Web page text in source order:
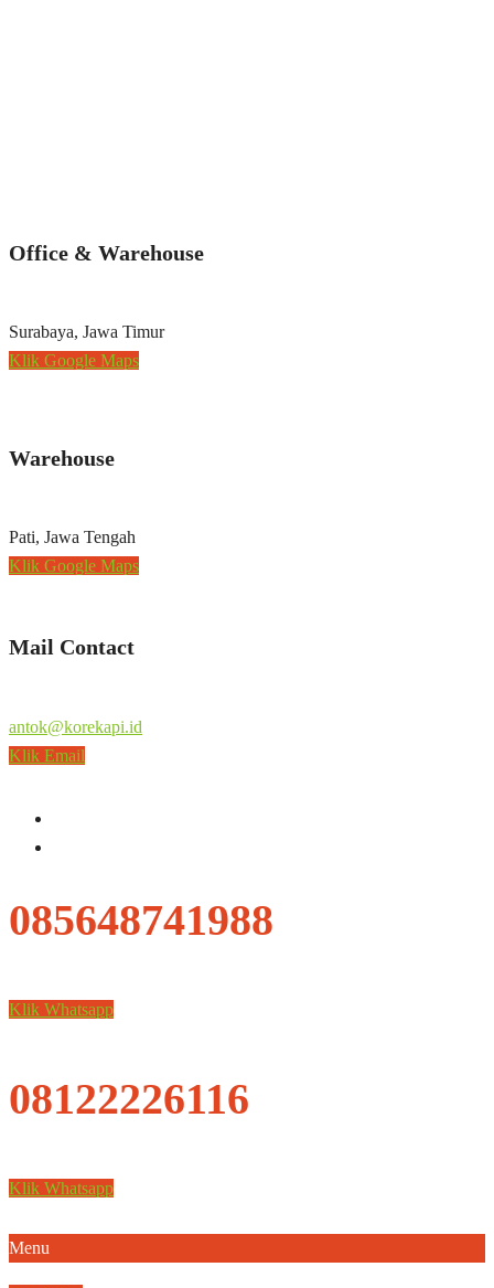
Office & Warehouse
Surabaya, Jawa Timur
Klik Google Maps
Warehouse
Pati, Jawa Tengah
Klik Google Maps
Mail Contact
antok@korekapi.id
Klik Email
085648741988
Klik Whatsapp
08122226116
Klik Whatsapp
Menu